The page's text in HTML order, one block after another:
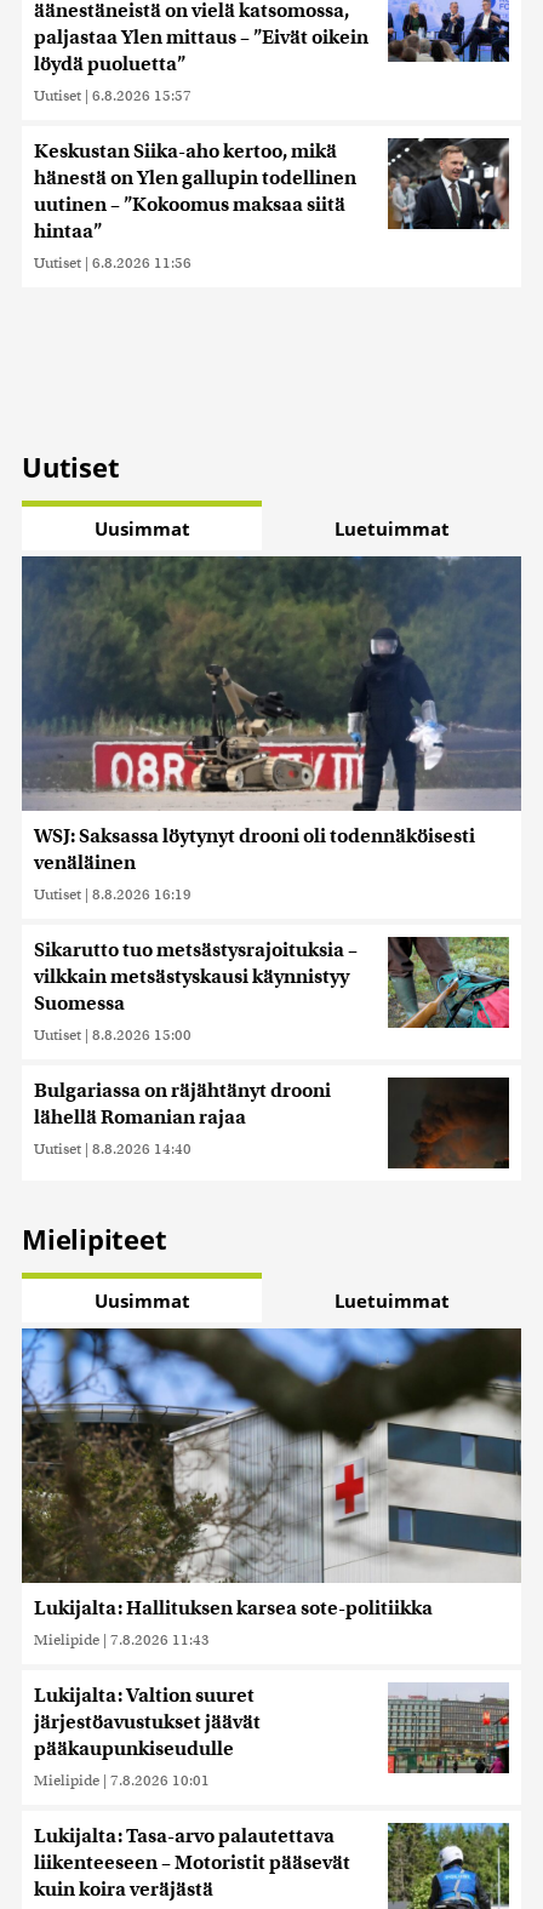
äänestäneistä on vielä katsomossa,
paljastaa Ylen mittaus – ”Eivät oikein
löydä puoluetta”
Uutiset | 6.8.2026 15:57
Keskustan Siika-aho kertoo, mikä
hänestä on Ylen gallupin todellinen
uutinen – ”Kokoomus maksaa siitä
hintaa”
Uutiset | 6.8.2026 11:56
Uutiset
Uusimmat Luetuimmat
WSJ: Saksassa löytynyt drooni oli todennäköisesti
venäläinen
Uutiset | 8.8.2026 16:19
Sikarutto tuo metsästysrajoituksia –
vilkkain metsästyskausi käynnistyy
Suomessa
Uutiset | 8.8.2026 15:00
Bulgariassa on räjähtänyt drooni
lähellä Romanian rajaa
Uutiset | 8.8.2026 14:40
Mielipiteet
Uusimmat Luetuimmat
Lukijalta: Hallituksen karsea sote-politiikka
Mielipide | 7.8.2026 11:43
Lukijalta: Valtion suuret
järjestöavustukset jäävät
pääkaupunkiseudulle
Mielipide | 7.8.2026 10:01
Lukijalta: Tasa-arvo palautettava
liikenteeseen – Motoristit pääsevät
kuin koira veräjästä